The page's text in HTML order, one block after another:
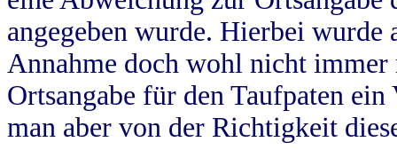
angegeben wurde. Hierbei wurde
Annahme doch wohl nicht
Ortsangabe für den Taufpaten
man aber von der Richtigkeit